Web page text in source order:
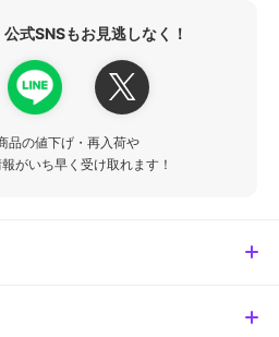
式SNSもお見逃しなく！
品の値下げ・再入荷や
がいち早く受け取れます！